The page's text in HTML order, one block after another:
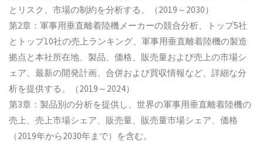
とリスク、市場の制約を分析する。（2019～2030）
第2章：軍事用垂直離着陸機メーカーの競合分析、トップ5社
とトップ10社の売上ランキング、軍事用垂直離着陸機の製造
拠点と本社所在地、製品、価格、販売量および売上の市場シ
ェア、最新の開発計画、合併および買収情報など、詳細な分
析を提供する。（2019～2024）
第3章：製品別の分析を提供し、世界の軍事用垂直離着陸機の
売上、売上市場シェア、販売量、販売量市場シェア、価格
（2019年から2030年まで）を含む。